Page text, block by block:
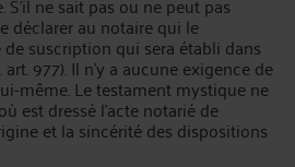
déclarer au notaire qui le
suscription qui sera établi dans
977). Il n'y a aucune exigence de
même. Le testament mystique ne
est dressé l'acte notarié de
et la sincérité des dispositions